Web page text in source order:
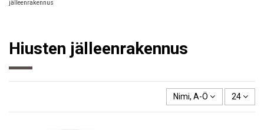
jälleenrakennus
Hiusten jälleenrakennus
Nimi, A-Ö 24